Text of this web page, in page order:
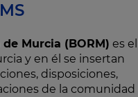
Murcia (BORM) es el
y en él se insertan
disposiciones,
de la comunidad